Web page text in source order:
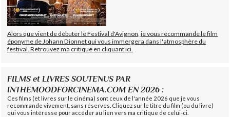
Alors que vient de débuter le Festival d'Avignon, je vous recommande le film
éponyme de Johann Dionnet qui vous immergera dans l'atmosphère du
festival. Retrouvez ma critique en cliquant ici.
FILMS et LIVRES SOUTENUS PAR
INTHEMOODFORCINEMA.COM EN 2026 :
Ces films (et livres sur le cinéma) sont ceux de l'année 2026 que je vous
recommande vivement, sans réserves. Cliquez sur le titre du film (ou du livre)
qui vous intéresse pour accéder au lien vers ma critique de celui-ci.